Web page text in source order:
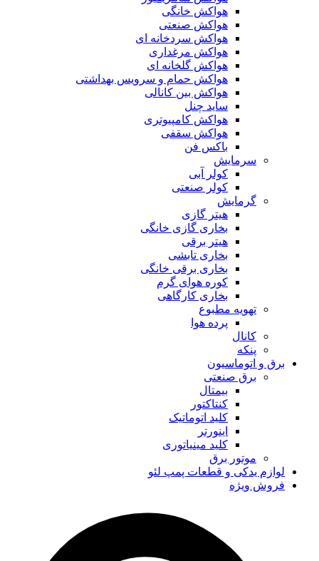
هواکش خانگی
هواکش صنعتی
هواکش سردخانه ای
هواکش مرغداری
هواکش گلخانه ای
هواکش حمام و سرویس بهداشتی
هواکش بین کانالی
ساید چنل
هواکش کامپیوتری
هواکش سقفی
باکس فن
سرمایش
کولر آبی
کولر صنعتی
گرمایش
هیتر گازی
بخاری گازی خانگی
هیتر برقی
بخاری تابشی
بخاری برقی خانگی
کوره هوای گرم
بخاری کارگاهی
تهویه مطبوع
پرده هوا
کانال
پنکه
برق و اتوماسیون
برق صنعتی
بیمتال
کنتاکتور
کلید اتوماتیک
اینورتر
کلید مینیاتوری
موتور برق
لوازم یدکی و قطعات پمپ لئو
فروش ویژه